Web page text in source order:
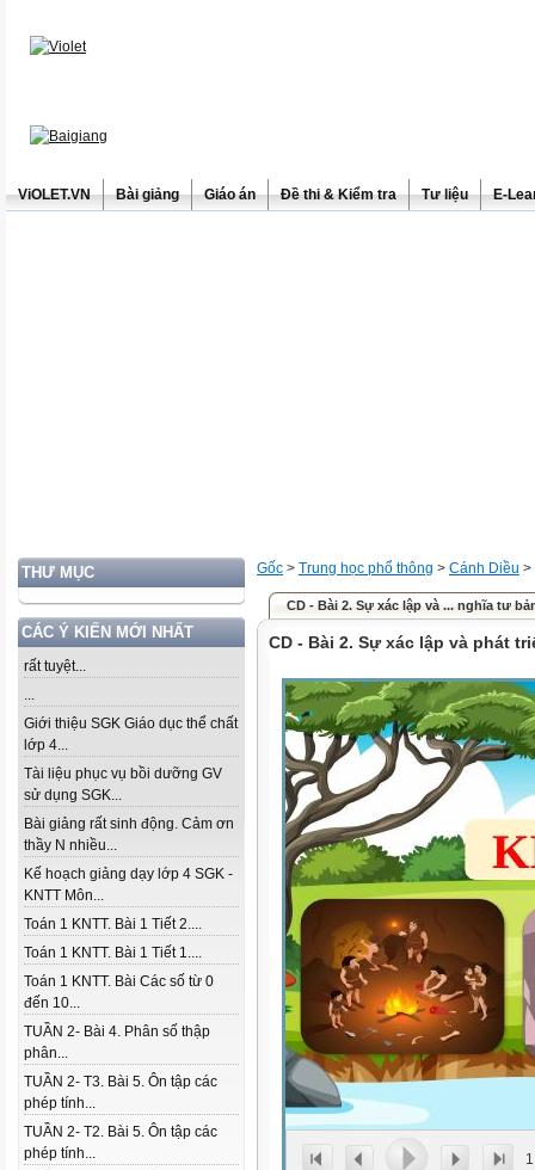
ViOLET.VN Bài giảng Giáo án Đề thi & Kiểm tra Tư liệu E-
THƯ MỤC
CÁC Ý KIẾN MỚI NHẤT
rất tuyệt...
...
Giới thiệu SGK Giáo dục thể chất
lớp 4...
Tài liệu phục vụ bồi dưỡng GV
sử dụng SGK...
Bài giảng rất sinh động. Cảm ơn
thầy N nhiều...
Kế hoạch giảng dạy lớp 4 SGK -
KNTT Môn...
Toán 1 KNTT. Bài 1 Tiết 2....
Toán 1 KNTT. Bài 1 Tiết 1....
Toán 1 KNTT. Bài Các số từ 0
đến 10...
TUẦN 2- Bài 4. Phân số thập
phân...
TUẦN 2- T3. Bài 5. Ôn tập các
phép tính...
TUẦN 2- T2. Bài 5. Ôn tập các
phép tính...
Gốc > Trung học phổ thông > Cánh Diều >
CD - Bài 2. Sự xác lập và ... nghĩa tư
CD - Bài 2. Sự xác lập và phát
1